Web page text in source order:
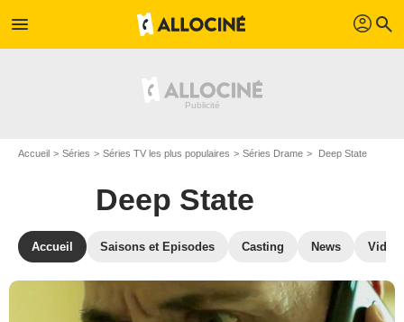
menu profil search
Accueil Séries Séries TV les plus populaires Séries Drame Deep State
Deep State
Accueil Saisons et Episodes Casting News